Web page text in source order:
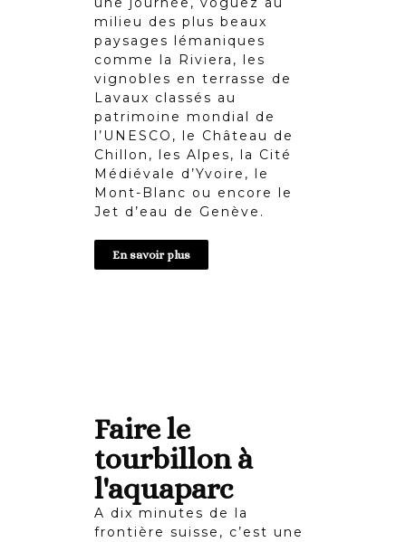
milieu des plus beaux
paysages lémaniques
comme la Riviera, les
vignobles en terrasse de
Lavaux classés au
patrimoine mondial de
l’UNESCO, le Château de
Chillon, les Alpes, la Cité
Médiévale d’Yvoire, le
Mont-Blanc ou encore le
Jet d’eau de Genève.
En savoir plus
Faire le
tourbillon à
l'aquaparc
A dix minutes de la
frontière suisse, c’est une